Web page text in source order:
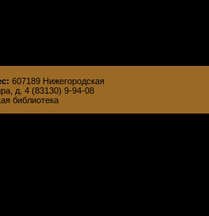
607189 Нижегородская
д. 4 (83130) 9-94-08
библиотека